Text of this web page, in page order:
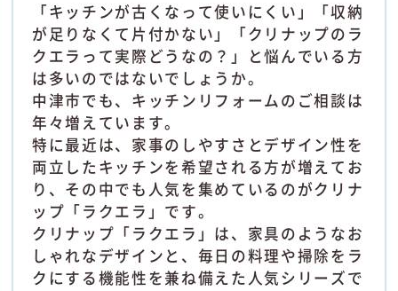
「キッチンが古くなって使いにくい」「収納
が足りなくて片付かない」「クリナップのラ
クエラって実際どうなの？」と悩んでいる方
は多いのではないでしょうか。
中津市でも、キッチンリフォームのご相談は
年々増えています。
特に最近は、家事のしやすさとデザイン性を
両立したキッチンを希望される方が増えてお
り、その中でも人気を集めているのがクリナ
ップ「ラクエラ」です。
クリナップ「ラクエラ」は、家具のようなお
しゃれなデザインと、毎日の料理や掃除をラ
クにする機能性を兼ね備えた人気シリーズで